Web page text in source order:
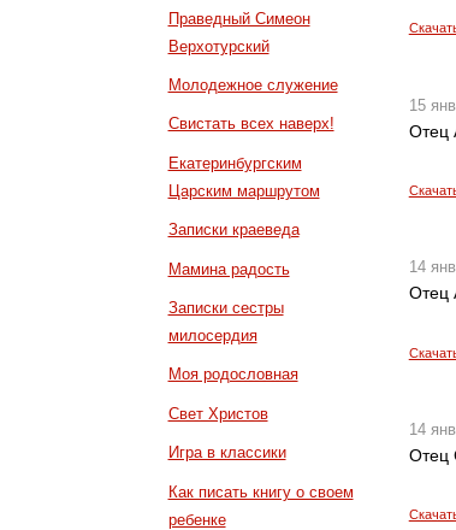
Праведный Симеон
Верхотурский
Молодежное служение
Свистать всех наверх!
Екатеринбургским
Царским маршрутом
Записки краеведа
Мамина радость
Записки сестры
милосердия
Моя родословная
Свет Христов
Игра в классики
Как писать книгу о своем
ребенке
15
Отец
14
Отец
14
Отец